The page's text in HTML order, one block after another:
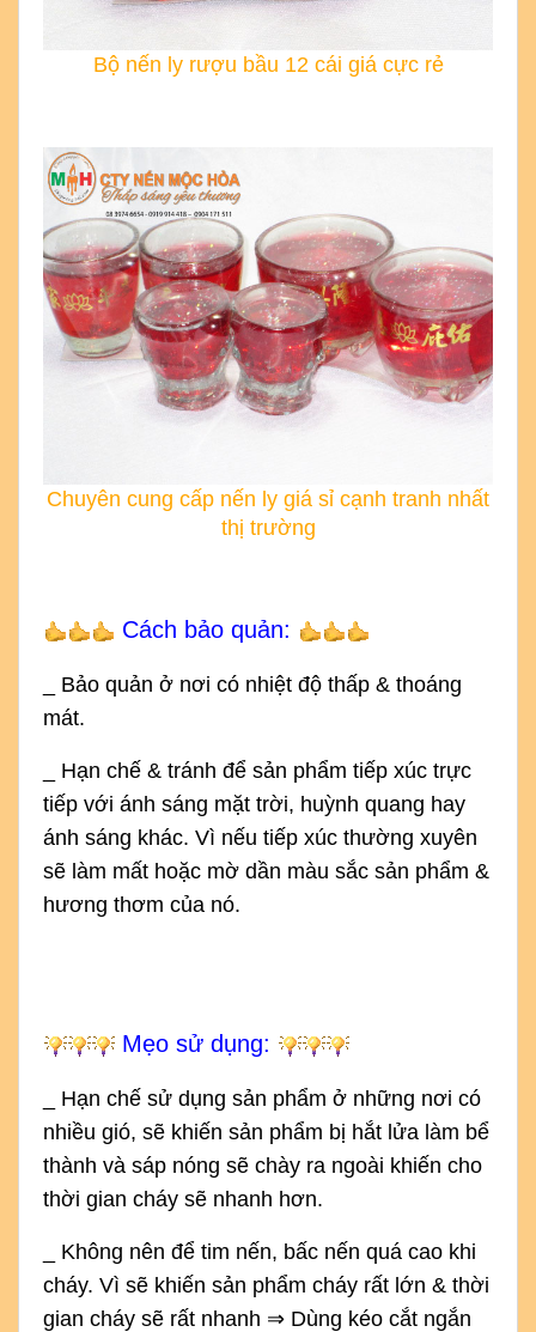
Bộ nến ly rượu bầu 12 cái giá cực rẻ
Chuyên cung cấp nến ly giá sỉ cạnh tranh nhất
thị trường
Cách bảo quản:
_ Bảo quản ở nơi có nhiệt độ thấp & thoáng
mát.
_ Hạn chế & tránh để sản phẩm tiếp xúc trực
tiếp với ánh sáng mặt trời, huỳnh quang hay
ánh sáng khác. Vì nếu tiếp xúc thường xuyên
sẽ làm mất hoặc mờ dần màu sắc sản phẩm &
hương thơm của nó.
Mẹo sử dụng:
_ Hạn chế sử dụng sản phẩm ở những nơi có
nhiều gió, sẽ khiến sản phẩm bị hắt lửa làm bể
thành và sáp nóng sẽ chày ra ngoài khiến cho
thời gian cháy sẽ nhanh hơn.
_ Không nên để tim nến, bấc nến quá cao khi
cháy. Vì sẽ khiến sản phẩm cháy rất lớn & thời
gian cháy sẽ rất nhanh ⇒ Dùng kéo cắt ngắn